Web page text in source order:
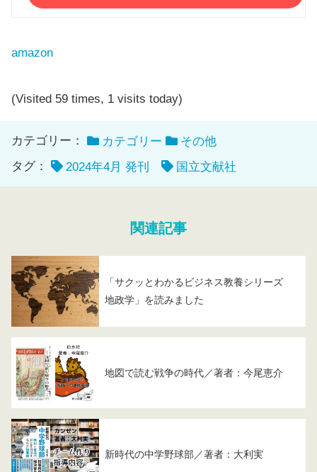
amazon
(Visited 59 times, 1 visits today)
カテゴリー： カテゴリー
その他
タグ：
2024年4月 発刊 国立文献社
関連記事
「サクッとわかるビジネス教養シリーズ
地政学」を読みました
地図で読む戦争の時代／著者：今尾恵介
新時代の中学野球部／著者：大利実